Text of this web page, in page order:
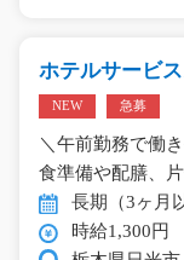
ホテルサービ
NEW 急募
＼午前勤務で働
食準備や配膳、
長期（3ヶ月
時給1,300円